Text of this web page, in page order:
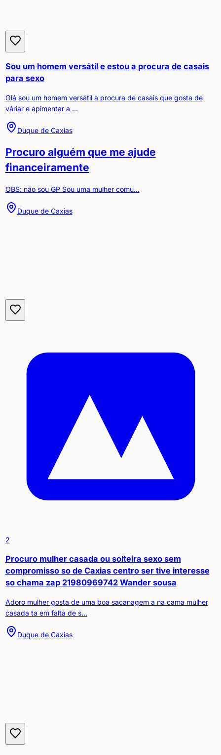
Sou um homem versátil e estou a procura de casais
para sexo
Olá sou um homem versátil a procura de casais que gosta de
váriar e apimentar a ...
Duque de Caxias
Procuro alguém que me ajude
financeiramente
OBS: não sou GP Sou uma mulher comu...
Duque de Caxias
2
Procuro mulher casada ou solteira sexo sem
compromisso so de Caxias centro ser tive interesse
so chama zap 21980969742 Wander sousa
Adoro mulher gosta de uma boa sacanagem a na cama mulher
casada ta em falta de s...
Duque de Caxias